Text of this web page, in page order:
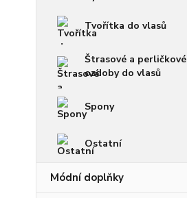
Tvořítka do vlasů
Štrasové a perličkové
ozdoby do vlasů
Spony
Ostatní
Módní doplňky